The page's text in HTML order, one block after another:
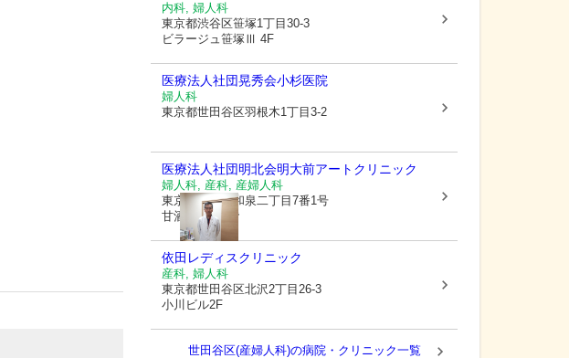
内科, 婦人科
東京都渋谷区笹塚1丁目30-3
ビラージュ笹塚Ⅲ 4F
医療法人社団晃秀会小杉医院
婦人科
東京都世田谷区羽根木1丁目3-2
医療法人社団明北会明大前アートクリニック
婦人科, 産科, 産婦人科
東京都杉並区和泉二丁目7番1号
甘酒屋ビル2階
依田レディスクリニック
産科, 婦人科
東京都世田谷区北沢2丁目26-3
小川ビル2F
世田谷区(産婦人科)の病院・クリニック一覧